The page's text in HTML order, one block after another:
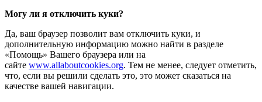
Могу ли я отключить куки?
Да, ваш браузер позволит вам отключить куки, и
дополнительную информацию можно найти в разделе
«Помощь» Вашего браузера или на
сайте www.allaboutcookies.org. Тем не менее, следует отметить,
что, если вы решили сделать это, это может сказаться на
качестве вашей навигации.